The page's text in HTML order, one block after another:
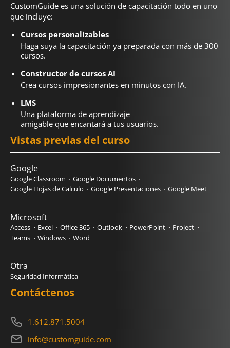
CustomGuide es una solución de capacitación todo en uno
que incluye:
Cursos personalizables
Haga suya la capacitación ya preparada con más de 300
cursos.
Constructor de cursos AI
Crea cursos impresionantes en minutos con IA.
LMS
Una plataforma de aprendizaje
amigable que encantará a tus usuarios.
Vistas previas del curso
Google
Google Classroom
Google Documentos
Google Hojas de Calculo
Google Presentaciones Google Meet
Microsoft
Access Excel Office 365 Outlook PowerPoint
Project
Teams
Windows Word
Otra
Seguridad Informática
Contáctenos
1.612.871.5004
info@customguide.com